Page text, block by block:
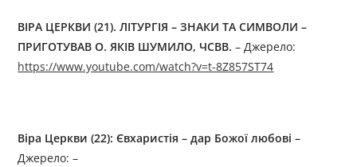
ВІРА ЦЕРКВИ (21).ЛІТУРГІЯ – ЗНАКИ ТА СИМВОЛИ –
ПРИГОТУВАВ О. ЯКІВ ШУМИЛО, ЧСВВ.– Джерелo:
https://www.youtube.com/watch?v=t-8Z857ST74
Віра Церкви (22): Євхаристія – дар Божої любові –
Джерелo: –